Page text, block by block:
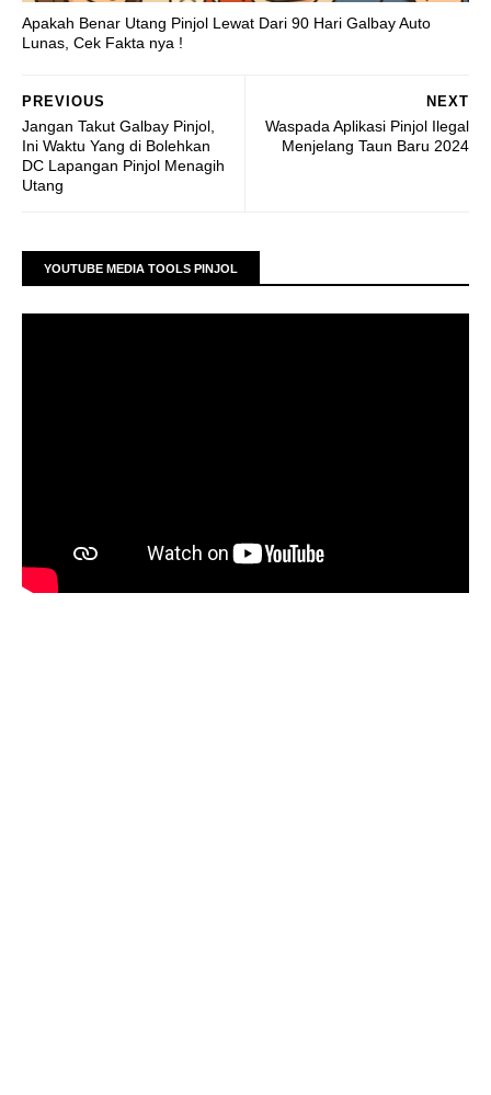
Apakah Benar Utang Pinjol Lewat Dari 90 Hari Galbay Auto
Lunas, Cek Fakta nya !
NEXT
Waspada Aplikasi Pinjol Ilegal
Menjelang Taun Baru 2024
PREVIOUS
Jangan Takut Galbay Pinjol,
Ini Waktu Yang di Bolehkan
DC Lapangan Pinjol Menagih
Utang
YOUTUBE MEDIA TOOLS PINJOL